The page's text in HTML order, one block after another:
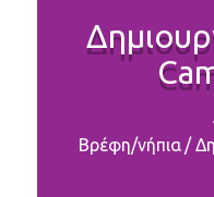
Βρέφη/νήπια /